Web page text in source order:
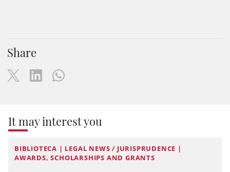
Share
It may interest you
BIBLIOTECA | LEGAL NEWS / JURISPRUDENCE |
AWARDS, SCHOLARSHIPS AND GRANTS